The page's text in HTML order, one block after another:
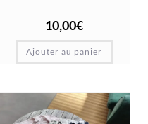
10,00€
Ajouter au panier